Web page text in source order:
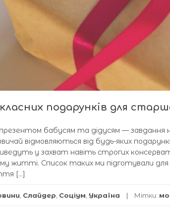
подарунків для
бабусям та дідусям —
відмовляються від будь-яких
у захват навіть строгих
житті. Список таких ми підготували
[…]
Слайдер Соціум Україна Мітки: